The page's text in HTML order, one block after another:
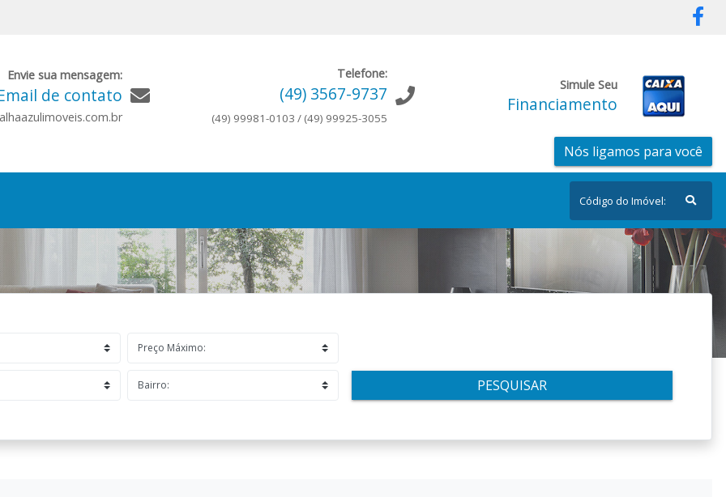
Envie sua mensagem:
de contato
Telefone:
(49) 3567-9737
(49) 99981-0103 / (49) 99925-3055
Simule Seu
Financiamento
Nós ligamos para você
PESQUISAR